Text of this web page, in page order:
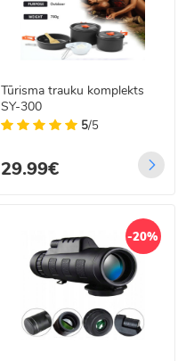
Tūrisma trauku komplekts
SY-300
5/5
29.99€
-20%